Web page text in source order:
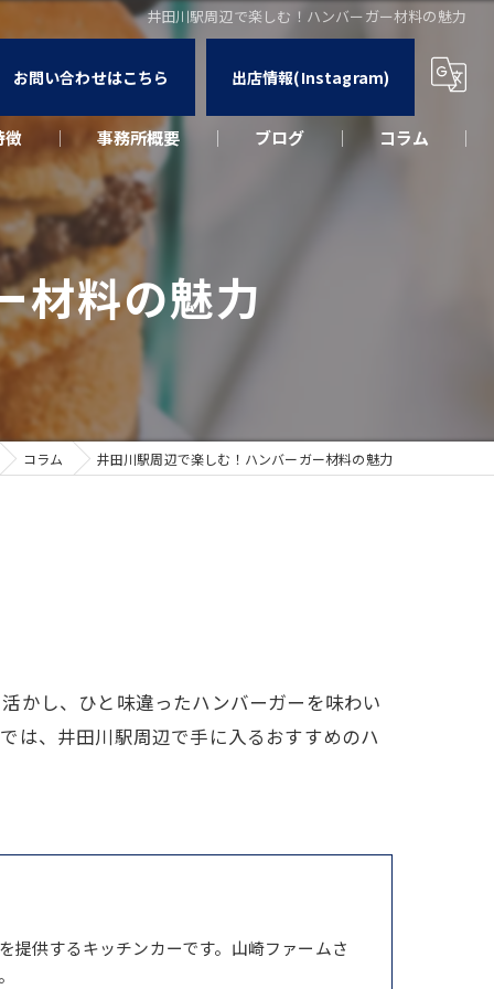
井田川駅周辺で楽しむ！ハンバーガー材料の魅力
お問い合わせはこちら 出店情報(Instagram)
徴 事務所概要 ブログ コラム
材料の魅力
コラム 井田川駅周辺で楽しむ！ハンバーガー材料の魅力
かし、ひと味違ったハンバーガーを味わい
は、井田川駅周辺で手に入るおすすめのハ
提供するキッチンカーです。山崎ファームさ